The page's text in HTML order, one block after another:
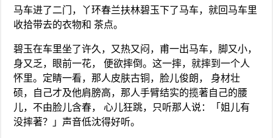
马车进了二门，丫环春兰扶林碧玉下了马车，就回马车里
收拾带去的衣物和 茶点。
碧玉在车里坐了许久，又热又闷，甫一出马车，脚又小，
身又乏，眼前一花， 便欲摔倒。这一摔，就摔到一个人
怀里。定睛一看，那人皮肤古铜，脸儿俊朗， 身材壮
硕，自己才及他肩膀高，那人手臂结实的揽著自己的腰
儿，不由脸儿含春， 心儿狂跳，只听那人说：「姐儿有
没摔著？」声音低沈得好听。